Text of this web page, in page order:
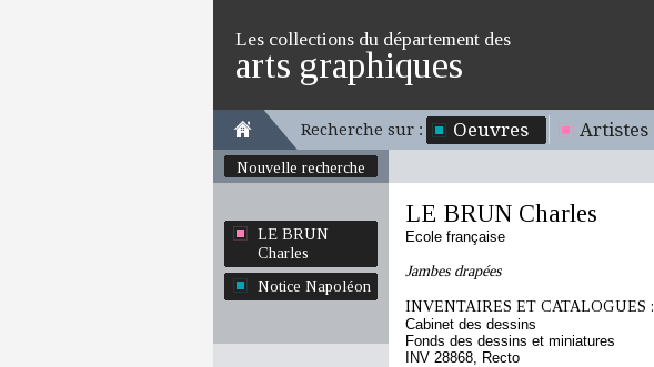
Les collections du département des
arts graphiques
Recherche sur : Oeuvres Artistes
Nouvelle recherche
LE BRUN
Charles
Notice Napoléon
LE BRUN Charles
Ecole française
Jambes drapées
INVENTAIRES ET CATALOGUES :
Cabinet des dessins
Fonds des dessins et miniatures
INV 28868, Recto